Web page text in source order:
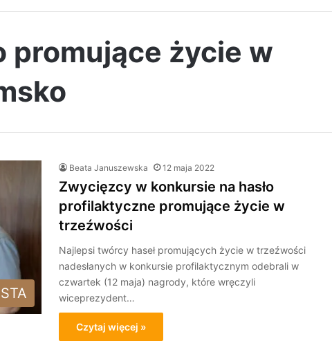
promujące życie w
Beata Januszewska 12 maja 2022
Zwycięzcy w konkursie na hasło
profilaktyczne promujące życie w
trzeźwości
Najlepsi twórcy haseł promujących życie w trzeźwości
nadesłanych w konkursie profilaktycznym odebrali w
czwartek (12 maja) nagrody, które wręczyli
wiceprezydent…
Czytaj więcej »